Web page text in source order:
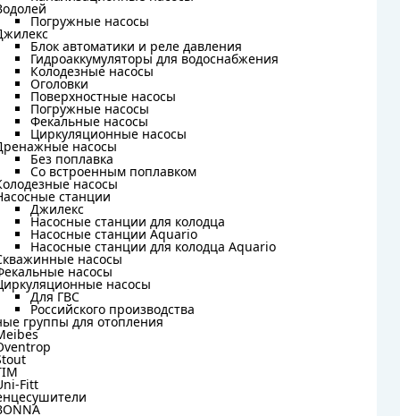
Погружные насосы
Блок автоматики и реле давления
Гидроаккумуляторы для водоснабжения
Колодезные насосы
Оголовки
Поверхностные насосы
Погружные насосы
Фекальные насосы
Циркуляционные насосы
насосы
Без поплавка
Со встроенным поплавком
насосы
станции
Джилекс
Насосные станции для колодца
Насосные станции Aquario
Насосные станции для колодца Aquario
насосы
насосы
насосы
Для ГВС
Российского производства
группы для отопления
Fitt
Погружные насосы
Блок автоматики и реле давления
Гидроаккумуляторы для водоснабжения
Колодезные насосы
Оголовки
Поверхностные насосы
Погружные насосы
Фекальные насосы
Циркуляционные насосы
насосы
Без поплавка
Со встроенным поплавком
насосы
станции
Джилекс
Насосные станции для колодца
Насосные станции Aquario
Насосные станции для колодца Aquario
насосы
насосы
насосы
Для ГВС
Российского производства
группы для отопления
Fitt